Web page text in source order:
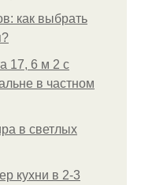
как выбрать
17, 6 м 2 с
в частном
в светлых
кухни в 2-3